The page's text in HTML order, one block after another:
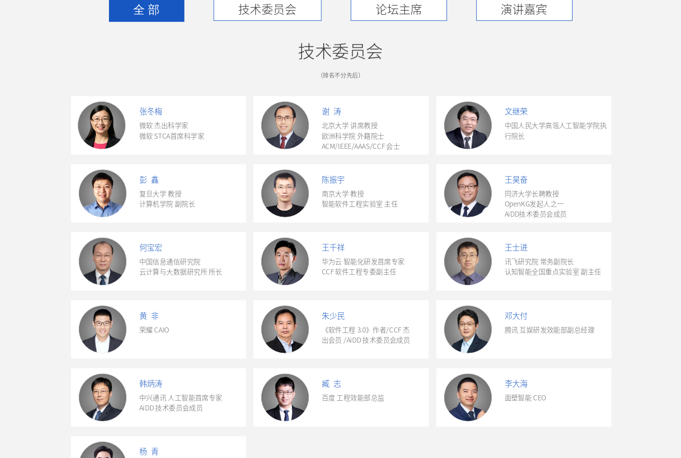
全 部 技术委员会 论坛主席 演讲嘉宾
微软 杰出科学家
微软 STCA首席科学家
张冬梅
王昊奋
同济大学长聘教授
OpenKG发起人之一
AiDD技术委员会成员
王千祥
华为云 智能化研发首席专家
CCF 软件工程专委副主任
王士进
讯飞研究院 常务副院长
认知智能全国重点实验室 副主任
谢 涛
北京大学 讲席教授
欧洲科学院 外籍院士
ACM/IEEE/AAAS/CCF 会士
彭 鑫
复旦大学 教授
计算机学院 副院长
陈振宇
南京大学 教授
智能软件工程实验室 主任
朱少民
《软件工程 3.0》作者/CCF 杰
出会员 /AiDD 技术委员会成员
黄 非
荣耀 CAIO
邓大付
腾讯 互娱研发效能部副总经理
韩炳涛
中兴通讯 人工智能首席专家
AiDD 技术委员会成员
杨 青
文继荣
中国人民大学高瓴人工智能学院执
行院长
臧 志
百度 工程效能部总监
李大海
面壁智能 CEO
何宝宏
中国信息通信研究院
云计算与大数据研究所 所长
技术委员会
（排名不分先后）